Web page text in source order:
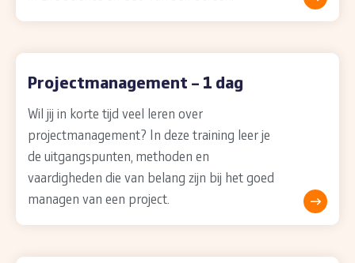
Projectmanagement – 1 dag
Wil jij in korte tijd veel leren over
projectmanagement? In deze training leer je
de uitgangspunten, methoden en
vaardigheden die van belang zijn bij het goed
managen van een project.